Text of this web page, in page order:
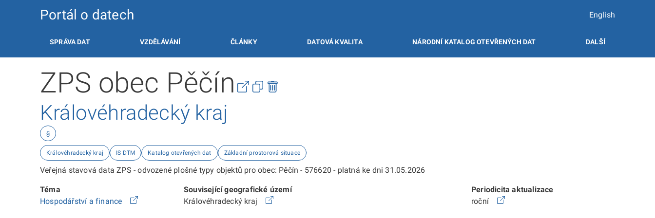
Portál o datech English
SPRÁVA DAT VZDĚLÁVÁNÍ ČLÁNKY DATOVÁ KVALITA NÁRODNÍ KATALOG OTEVŘENÝCH DAT DALŠÍ
ZPS obec Pěčín
Královéhradecký kraj
§
Královéhradecký kraj IS DTM Katalog otevřených dat Základní prostorová situace
Veřejná stavová data ZPS - odvozené plošné typy objektů pro obec: Pěčín - 576620 - platná ke dni 31.05.2026
Téma
Hospodářství a finance
Související geografické území
Královéhradecký kraj
Periodicita aktualizace
roční